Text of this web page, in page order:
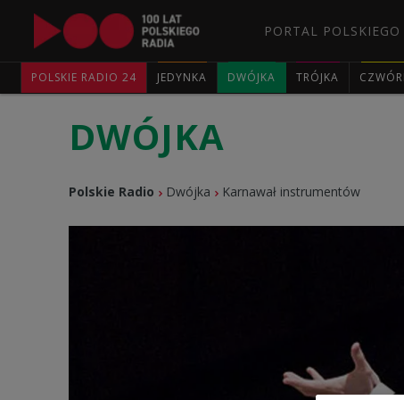
PORTAL
POLSKIE RADIO 24 JEDYNKA DWÓJKA TRÓJKA
DWÓJKA
Polskie Radio Dwójka Karnawał instrumentów